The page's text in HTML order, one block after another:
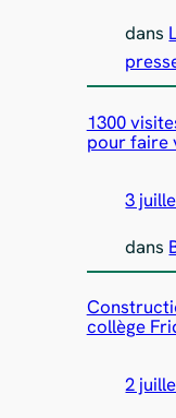
dans
1300
pour faire
3
dans
collège
2